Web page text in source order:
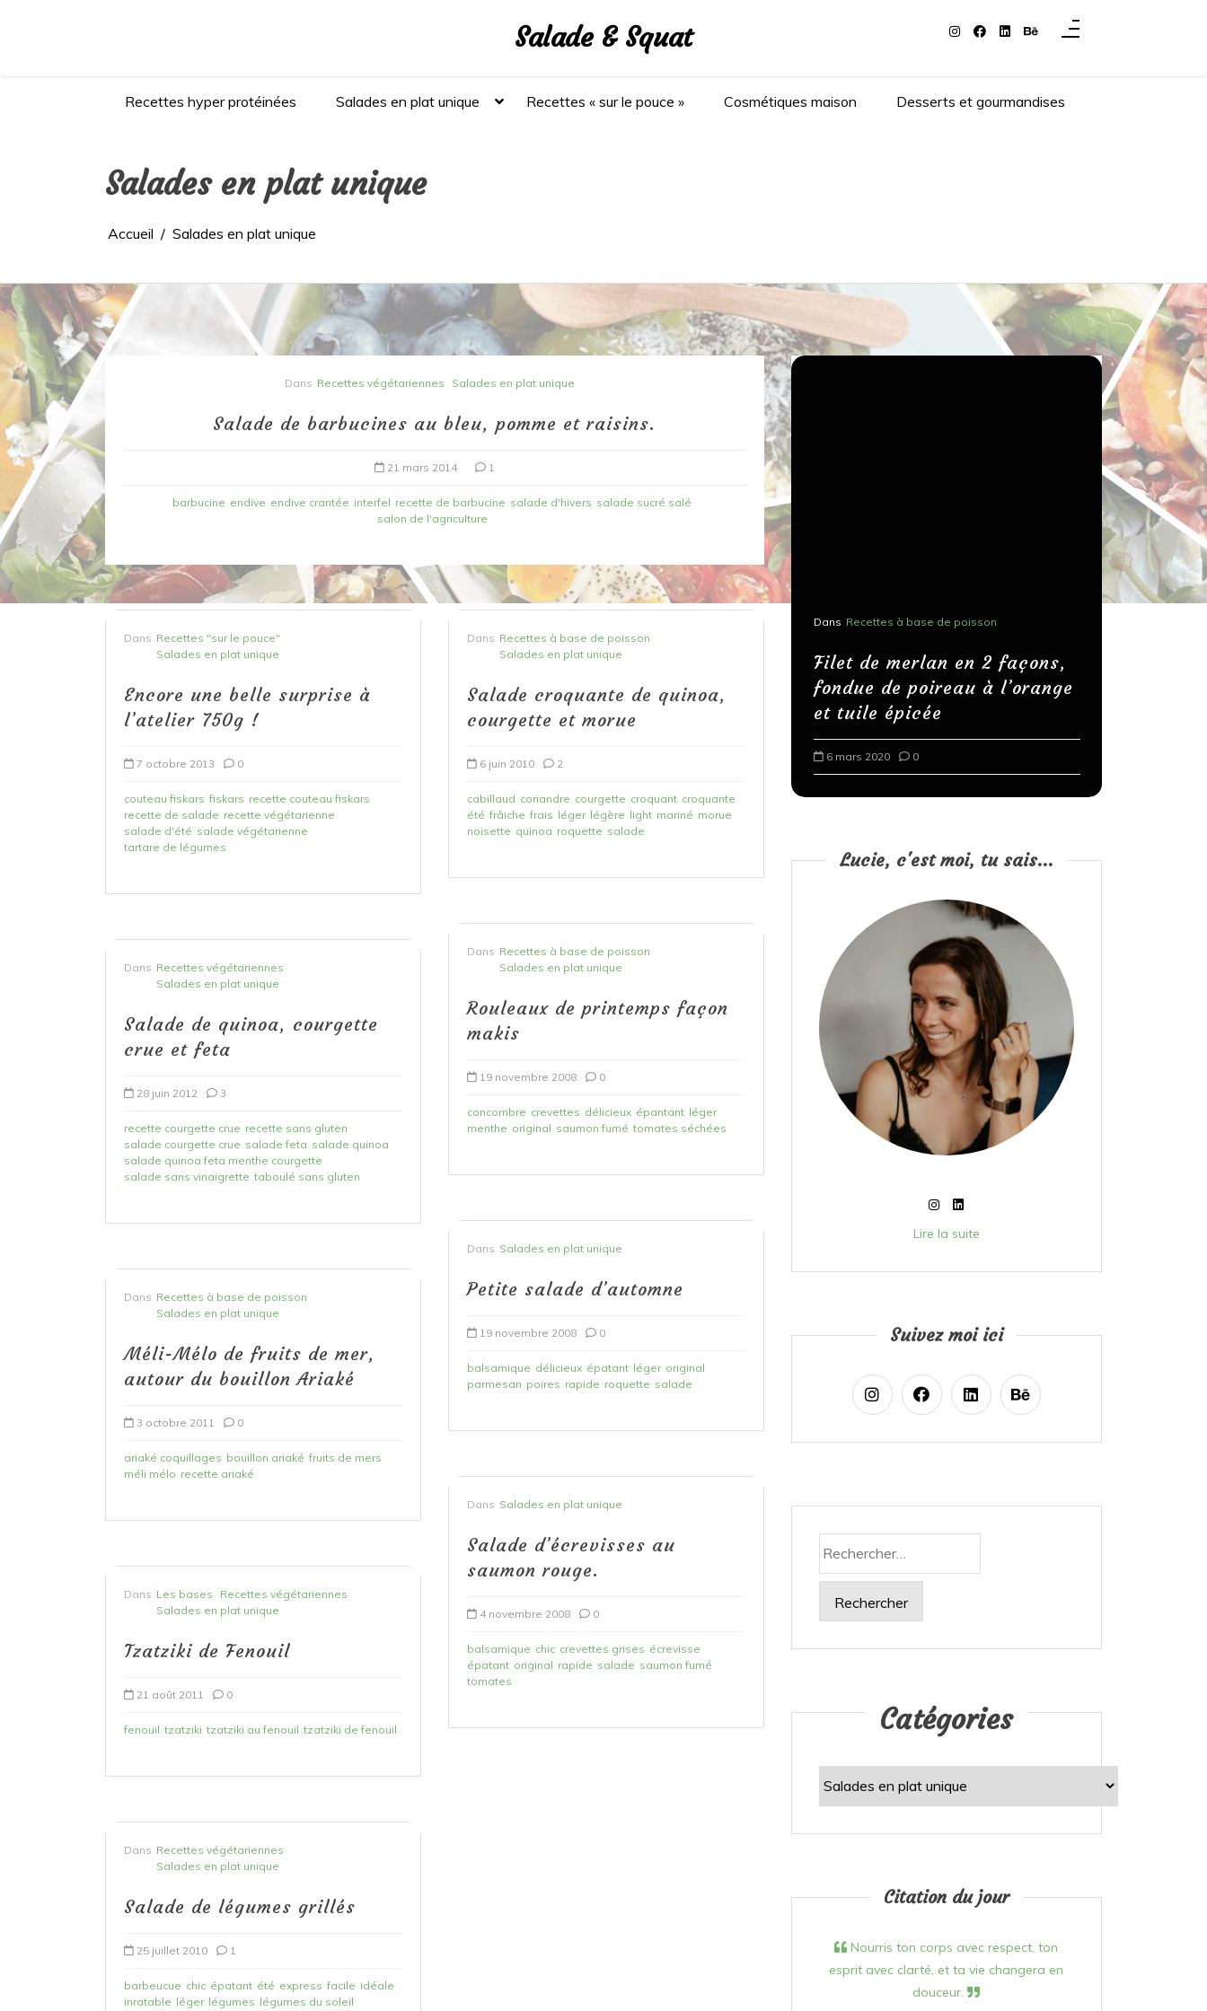
Salade & Squat
Recettes hyper protéinées Salades en plat unique Recettes « sur le pouce » Cosmétiques maison Desserts et gourmandises
Salades en plat unique
Accueil Salades en plat unique
Dans Recettes végétariennes Salades en plat unique
Salade de barbucines au bleu, pomme et raisins.
21 mars 2014 1
barbucine endive endive crantée interfel recette de barbucine salade d'hivers salade sucré salé
salon de l'agriculture
Dans Recettes "sur le pouce"
Salades en plat unique
Encore une belle surprise à
l’atelier 750g !
7 octobre 2013 0
couteau fiskars fiskars recette couteau fiskars
recette de salade recette végétarienne
salade d'été salade végétarienne
tartare de légumes
Dans Recettes végétariennes
Salades en plat unique
Salade de quinoa, courgette
crue et feta
28 juin 2012 3
recette courgette crue recette sans gluten
salade courgette crue salade feta salade quinoa
salade quinoa feta menthe courgette
salade sans vinaigrette taboulé sans gluten
Dans Recettes à base de poisson
Salades en plat unique
Méli-Mélo de fruits de mer,
autour du bouillon Ariaké
3 octobre 2011 0
ariaké coquillages bouillon ariaké fruits de mers
méli mélo recette ariaké
Dans Les bases
Recettes végétariennes
Salades en plat unique
Tzatziki de Fenouil
21 août 2011 0
fenouil tzatziki tzatziki au fenouil tzatziki de fenouil
Dans Recettes végétariennes
Salades en plat unique
Salade de légumes grillés
25 juillet 2010 1
barbeucue chic épatant été express facile idéale
inratable léger légumes légumes du soleil
Dans Recettes à base de poisson
Salades en plat unique
Salade croquante de quinoa,
courgette et morue
6 juin 2010 2
cabillaud coriandre courgette croquant croquante
été frâiche frais léger légère light mariné morue
noisette quinoa roquette salade
Dans Recettes à base de poisson
Salades en plat unique
Rouleaux de printemps façon
makis
19 novembre 2008 0
concombre crevettes délicieux épantant léger
menthe original saumon fumé tomates séchées
Dans Salades en plat unique
Petite salade d’automne
19 novembre 2008 0
balsamique délicieux épatant léger original
parmesan poires rapide roquette salade
Dans Salades en plat unique
Salade d’écrevisses au
saumon rouge.
4 novembre 2008 0
balsamique chic crevettes grises écrevisse
épatant original rapide salade saumon fumé
tomates
Filet de merlan en 2 façons,
fondue de poireau à l’orange
et tuile épicée
6 mars 2020
Recettes végétariennes
Salons, rencontres et partenariats
Spaghettis aux légumes rôtis
au balsamique
18 mars 2020
Dans Recettes à base de poisson
Filet de merlan en 2 façons,
fondue de poireau à l’orange
et tuile épicée
6 mars 2020 0
Lucie, c'est moi, tu sais...
Lire la suite
Suivez moi ici
Catégories
Citation du jour
Nourris ton corps avec respect, ton
esprit avec clarté, et ta vie changera en
douceur.